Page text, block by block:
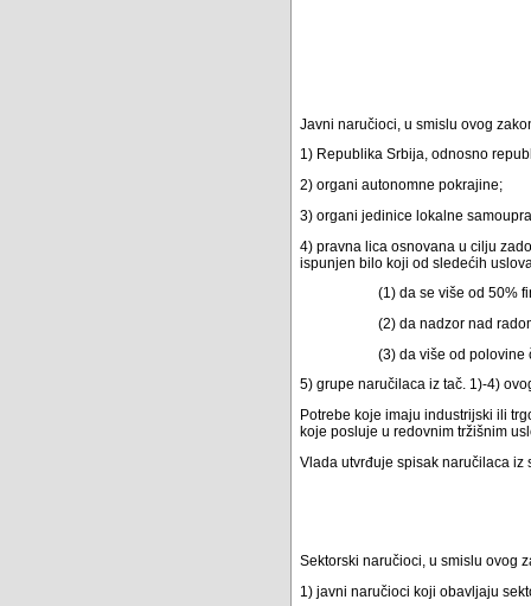
Javni naručioci, u smislu ovog
1) Republika Srbija, odnosno
2) organi autonomne pokrajine;
3) organi jedinice lokalne
4) pravna lica osnovana u cilju
ispunjen bilo koji od sledećih
(1) da se više od 50%
(2) da nadzor nad
(3) da više od
5) grupe naručilaca iz tač. 1)-4)
Potrebe koje imaju industrijski ili
koje posluje u redovnim tržišnim
Vlada utvrđuje spisak naručilaca iz
Sektorski naručioci, u smislu ovog
1) javni naručioci koji obavljaju